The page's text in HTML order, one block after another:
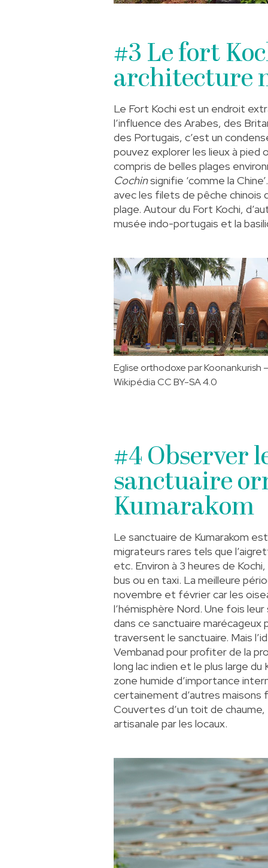
#3 Le fort
architecture
Le Fort Kochi est un endroit
l’influence des Arabes, des
des Portugais, c’est un
pouvez explorer les lieux à pied
compris de belles plages
Cochinsignifie ‘comme la
avec les filets de pêche chinois
plage. Autour du Fort Kochi,
musée indo-portugais et la
Eglise orthodoxe par Koonankurish –
WikipédiaCC BY-SA 4.0
#4 Observer
sanctuaire
Kumarakom
Le sanctuaire de Kumarakom
migrateurs rares tels que
etc. Environ à 3 heures de
bus ou en taxi. La meilleure
novembre et février car les
l’hémisphère Nord. Une fois
dans ce sanctuaire marécageux
traversent le sanctuaire. Mais
Vembanad pour profiter de la
long lac indien et le plus large
zone humide d’importance
certainement d’autres maisons
Couvertes d’un toit de
artisanale par les locaux.